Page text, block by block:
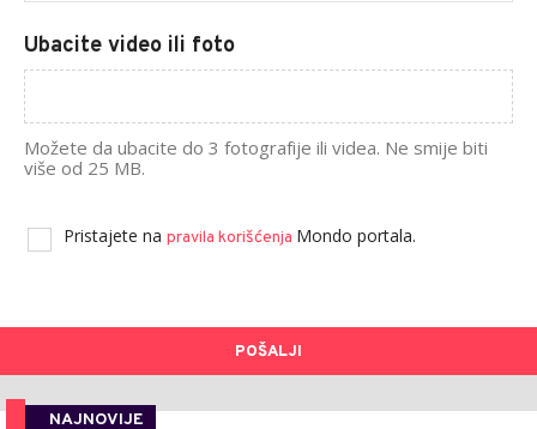
Ubacite video ili foto
Možete da ubacite do 3 fotografije ili videa. Ne smije biti
više od 25 MB.
Pristajete na pravila korišćenja Mondo portala.
POŠALJI
NAJNOVIJE